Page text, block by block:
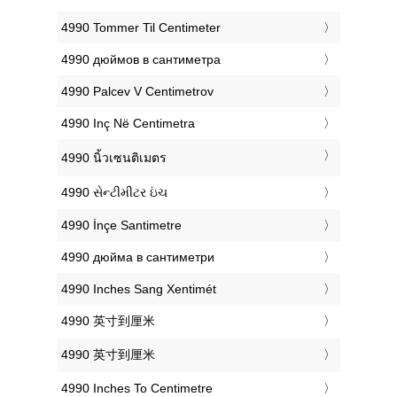
‎4990 Tommer Til Centimeter
‎4990 дюймов в сантиметра
‎4990 Palcev V Centimetrov
‎4990 Inç Në Centimetra
‎4990 นิ้วเซนติเมตร
‎4990 સેન્ટીમીટર ઇંચ
‎4990 İnçe Santimetre
‎4990 дюйма в сантиметри
‎4990 Inches Sang Xentimét
‎4990 英寸到厘米
‎4990 英寸到厘米
‎4990 Inches To Centimetre